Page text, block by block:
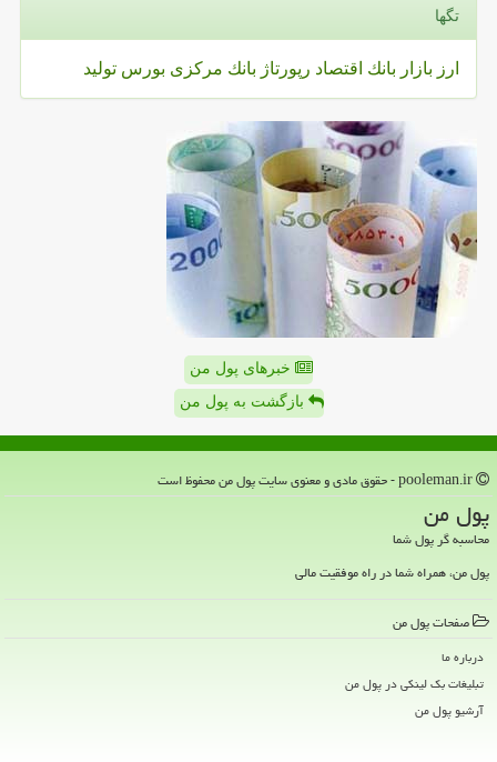
تگها
ارز بازار بانك اقتصاد رپورتاژ بانك مركزی بورس تولید
خبرهای پول من
بازگشت به پول من
پول من
محاسبه گر پول شما
پول من، همراه شما در راه موفقیت مالی
صفحات پول من
درباره ما
تبلیغات بک لینکی در پول من
آرشیو پول من